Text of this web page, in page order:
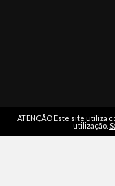
ATENÇÃO Este site utiliza
utilização.